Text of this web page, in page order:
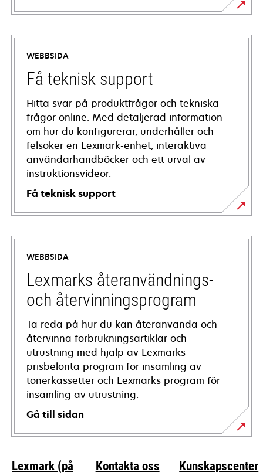
WEBBSIDA
Få teknisk support
Hitta svar på produktfrågor och tekniska
frågor online. Med detaljerad information
om hur du konfigurerar, underhåller och
felsöker en Lexmark-enhet, interaktiva
användarhandböcker och ett urval av
instruktionsvideor.
Få teknisk support
opens
in
new
tab
WEBBSIDA
Lexmarks återanvändnings-
och återvinningsprogram
Ta reda på hur du kan återanvända och
återvinna förbrukningsartiklar och
utrustning med hjälp av Lexmarks
prisbelönta program för insamling av
tonerkassetter och Lexmarks program för
insamling av utrustning.
Gå till sidan
Lexmark (på Kontakta oss Kunskapscenter